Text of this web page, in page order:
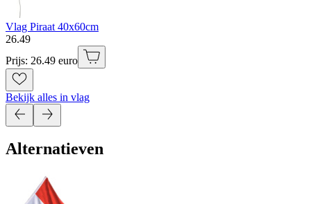
Vlag Piraat 40x60cm
26.49
Prijs: 26.49 euro
Bekijk alles in vlag
Alternatieven